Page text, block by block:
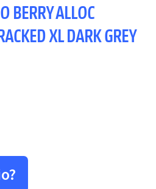
BERRY ALLOC
XL DARK GREY